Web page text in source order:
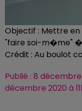
Objectif : Mettre
"faire soi-m�me" �
Crédit : Au boulot
Publié : 8
décembre 2020 à